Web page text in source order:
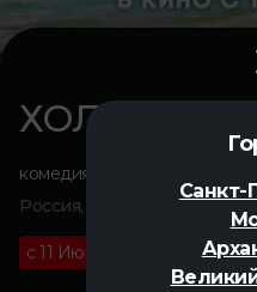
Санкт-
ХОЛОП 3
комедия
Россия, 2026
с 11 Июня 02 ч 15 м